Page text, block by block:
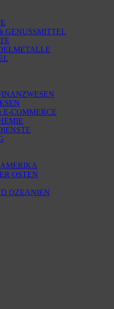
GENUSSMITTEL
COMMERCE
OSTEN
OZEANIEN